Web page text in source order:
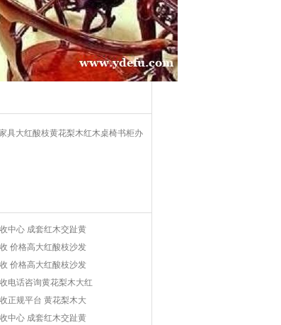
具大红酸枝黄花梨木红木桌椅书柜办
中心 成套红木交趾黄
价格高大红酸枝沙发
价格高大红酸枝沙发
电话咨询黄花梨木大红
正规平台 黄花梨木大
中心 成套红木交趾黄